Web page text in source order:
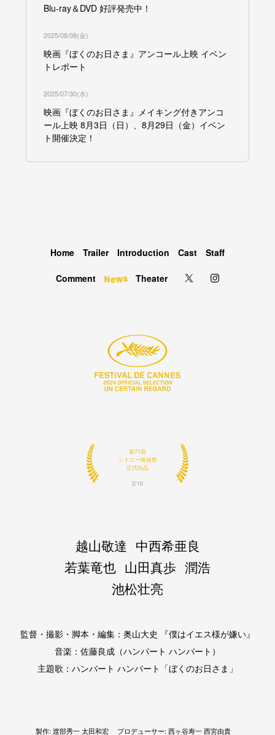
Blu-ray＆DVD 好評発売中！
2025/08/08(金)
映画『ぼくのお日さま』アンコール上映 イベン
トレポート
2025/07/30(水)
映画『ぼくのお日さま』メイキング付きアンコ
ール上映 8月3日（日）、8月29日（金）イベン
ト開催決定！
Home Trailer Introduction Cast Staff
Comment News Theater
第23回
トランシルバニア国際映画祭
Focus on Japan
正式出品
3/10
越山敬達 中西希亜良
若葉竜也 山田真歩 潤浩
池松壮亮
監督・撮影・脚本・編集：奥山大史 『僕はイエス様が嫌い』
音楽：佐藤良成（ハンバート ハンバート）
主題歌：ハンバート ハンバート「ぼくのお日さま」
製作: 渡部秀一 太田和宏 プロデューサー: 西ヶ谷寿一 西宮由貴